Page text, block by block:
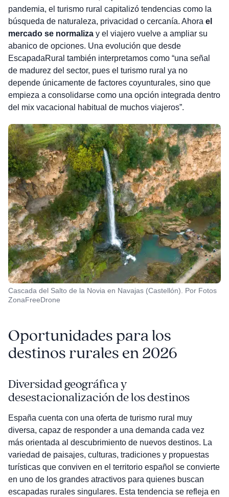
pandemia, el turismo rural capitalizó tendencias como la
búsqueda de naturaleza, privacidad o cercanía. Ahora el
mercado se normalizay el viajero vuelve a ampliar su
abanico de opciones. Una evolución que desde
EscapadaRural también interpretamos como “una señal
de madurez del sector, pues el turismo rural ya no
depende únicamente de factores coyunturales, sino que
empieza a consolidarse como una opción integrada dentro
del mix vacacional habitual de muchos viajeros”.
Cascada del Salto de la Novia en Navajas (Castellón). Por Fotos
ZonaFreeDrone
Oportunidades para los
destinos rurales en 2026
Diversidad geográfica y
desestacionalización de los destinos
España cuenta con una oferta de turismo rural muy
diversa, capaz de responder a una demanda cada vez
más orientada al descubrimiento de nuevos destinos. La
variedad de paisajes, culturas, tradiciones y propuestas
turísticas que conviven en el territorio español se convierte
en uno de los grandes atractivos para quienes buscan
escapadas rurales singulares. Esta tendencia se refleja en